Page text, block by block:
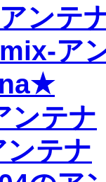
ンテ
ア
ンテナ
テナ